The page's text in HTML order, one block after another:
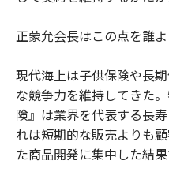
正蒙允会長はこの点を誰
現代海上は子供保険や長
な競争力を維持してきた
険』は業界を代表する長
れは短期的な販売よりも
た商品開発に集中した結果